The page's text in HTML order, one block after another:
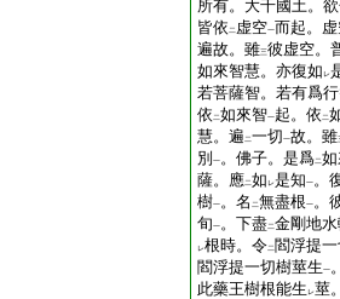
所有。大千國土。
皆依 二 虚空一而起。
遍故。雖三彼虚空。
如來智慧。亦復如 レ
若菩薩智。若有爲
依 二如來智一起。依 二
慧。遍 二一切一故。雖
別 一。佛子。是爲二
薩。應二如 レ是知一。
樹一。名 二無盡根一。
旬一。下盡二金剛地
レ根時。令二 閻浮提
閻浮提一切樹莖生一
此藥王樹根能生 レ莖